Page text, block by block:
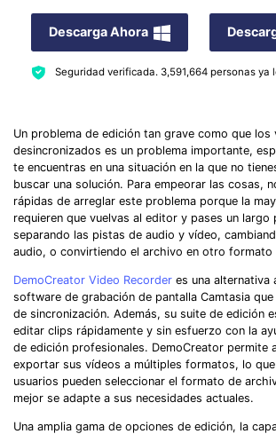
Descarga Ahora
Seguridad verificada. 3,591,664personas ya
Un problema de edición tan grave como que los
desincronizados es un problema importante,
te encuentras en una situación en la que no
buscar una solución. Para empeorar las cosas,
rápidas de arreglar este problema porque la
requieren que vuelvas al editor y pases un largo
separando las pistas de audio y vídeo,
audio, o convirtiendo el archivo en otro formato
DemoCreator Video Recorder es una alternativa
software de grabación de pantalla Camtasia
de sincronización. Además, su suite de edición
editar clips rápidamente y sin esfuerzo con la
de edición profesionales. DemoCreator permite
exportar sus vídeos a múltiples formatos, lo
usuarios pueden seleccionar el formato de
mejor se adapte a sus necesidades actuales.
Una amplia gama de opciones de edición, la